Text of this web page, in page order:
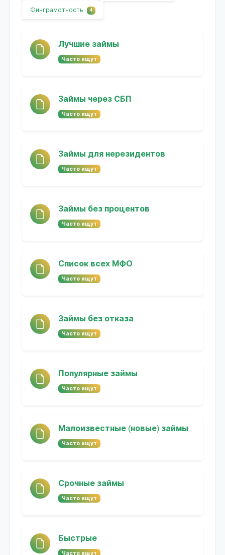
Финграмотность 4
Лучшие займы
Часто ищут
Займы через СБП
Часто ищут
Займы для нерезидентов
Часто ищут
Займы без процентов
Часто ищут
Список всех МФО
Часто ищут
Займы без отказа
Часто ищут
Популярные займы
Часто ищут
Малоизвестные (новые) займы
Часто ищут
Срочные займы
Часто ищут
Быстрые
Часто ищут